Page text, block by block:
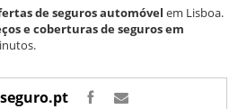
de seguros automóvel em Lisboa.
e coberturas de seguros em